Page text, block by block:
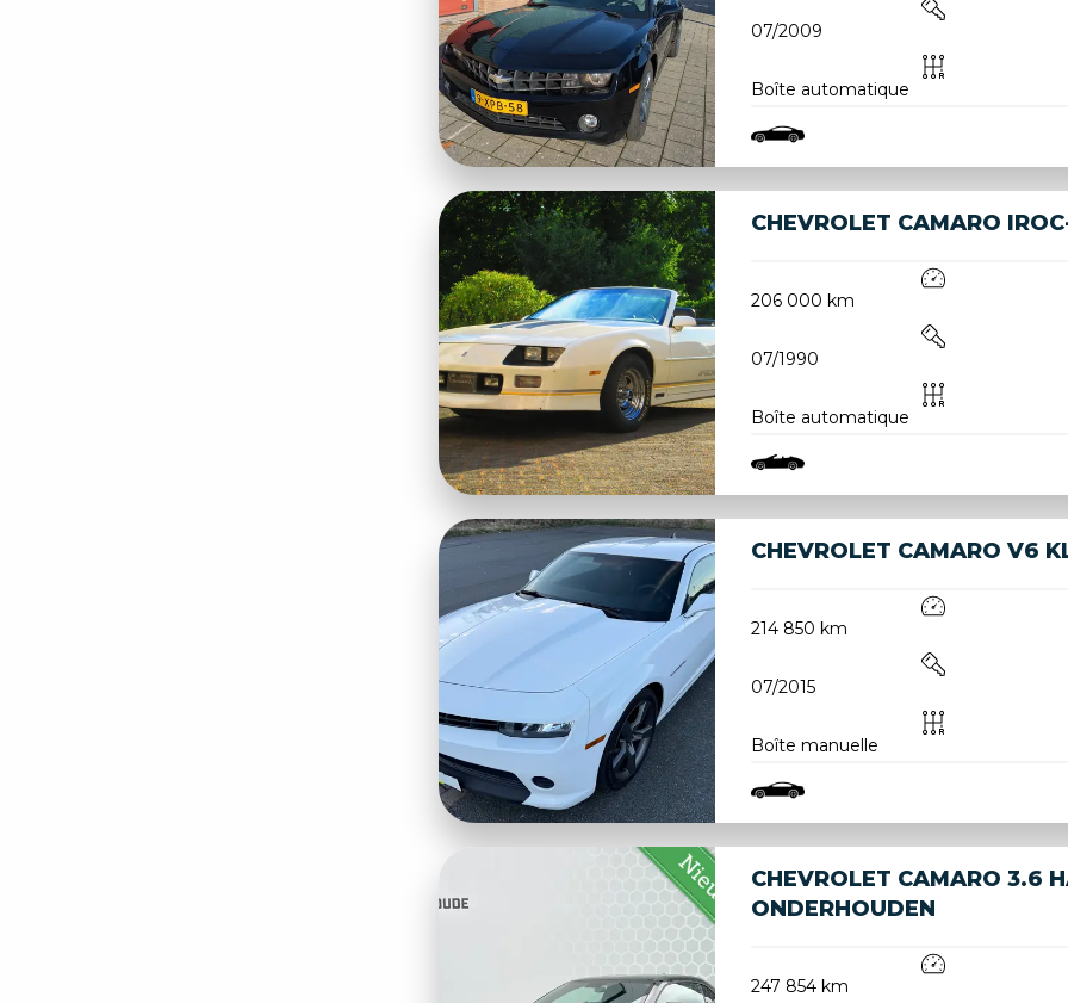
07/2009
Boîte automatique
CHEVROLET CAMARO
206 000 km
07/1990
Boîte automatique
CHEVROLET CAMARO V6
214 850 km
07/2015
Boîte manuelle
CHEVROLET CAMARO 3.6
ONDERHOUDEN
247 854 km